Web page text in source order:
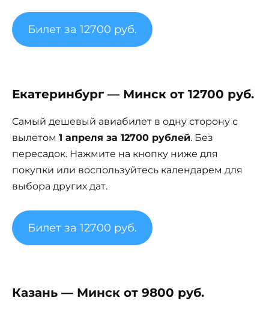
Билет за 12700 руб.
Екатеринбург — Минск от 12700 руб.
Самый дешевый авиабилет в одну сторону с
вылетом 1 апреля за 12700 рублей. Без
пересадок. Нажмите на кнопку ниже для
покупки или воспользуйтесь календарем для
выбора других дат.
Билет за 12700 руб.
Казань — Минск от 9800 руб.